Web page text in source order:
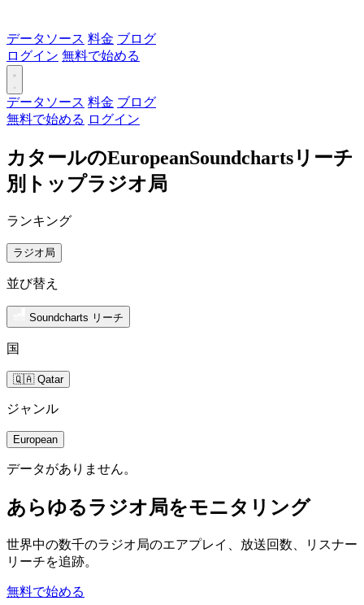
データソース 料金 ブログ
ログイン 無料で始める
データソース 料金 ブログ
無料で始める ログイン
カタールのEuropeanSoundchartsリーチ
別トップラジオ局
ランキング
ラジオ局
並び替え
Soundcharts リーチ
国
🇶🇦 Qatar
ジャンル
European
データがありません。
あらゆるラジオ局をモニタリング
世界中の数千のラジオ局のエアプレイ、放送回数、リスナー
リーチを追跡。
無料で始める